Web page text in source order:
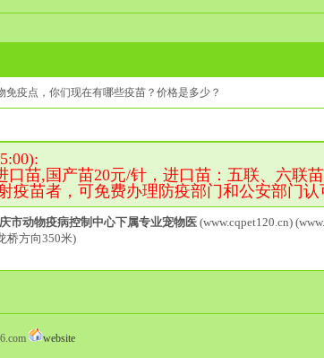
疫点，你们现在有哪些疫苗？价格是多少？
苗,国产苗20元/针，进口苗：五联、六联
疫苗者，可免费办理防疫部门和公安部门认
市动物疫病控制中心下属专业宠物医(www.cqpet120.cn)
桥方向350米)
website